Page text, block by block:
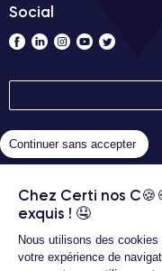
Continuer sans accepter
Chez Certi nos
exquis ! 🤤
Nous utilisons des cookies
votre expérience de
Social